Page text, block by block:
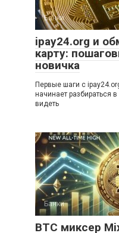
Банки
ipay24.org и
карту:
новичка
Первые шаги с
начинает разбираться
видеть
Банки
BTC миксер